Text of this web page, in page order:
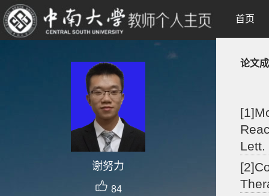
谢努力
84
首页
论文
Lett.